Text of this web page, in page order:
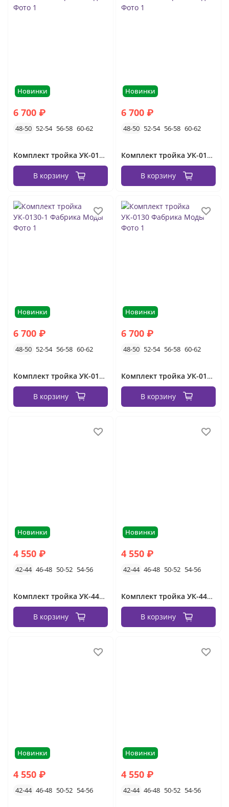
зимние
Новинки
6 700 ₽
48-50 52-54 56-58 60-62
Комплект тройка УК-0130-3 Фабрика Моды
В корзину
Новинки
6 700 ₽
48-50 52-54 56-58 60-62
Комплект тройка УК-0130-2 Фабрика Моды
В корзину
Новинки
6 700 ₽
48-50 52-54 56-58 60-62
Комплект тройка УК-0130-1 Фабрика Моды
В корзину
Новинки
6 700 ₽
48-50 52-54 56-58 60-62
Комплект тройка УК-0130 Фабрика Моды
В корзину
Новинки
4 550 ₽
42-44 46-48 50-52 54-56
Комплект тройка УК-4413-15582/6 Фабрика Моды
В корзину
Новинки
4 550 ₽
42-44 46-48 50-52 54-56
Комплект тройка УК-4413-15582/5 Фабрика Моды
В корзину
Новинки
4 550 ₽
42-44 46-48 50-52 54-56
Новинки
4 550 ₽
42-44 46-48 50-52 54-56